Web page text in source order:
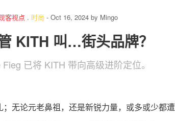
客视点 . 时尚 - Oct 16, 2024 by Mingo
KITH 叫…街头品牌？
已将 KITH 带向高级进阶定位。
无论元老鼻祖，还是新锐力量，或多或少都